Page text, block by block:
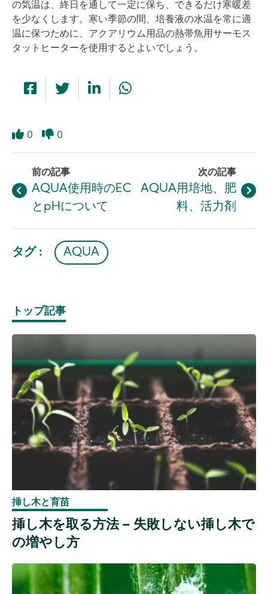
の気温は、終日を通して一定に保ち、できるだけ寒暖差
を少なくします。寒い季節の間、培養液の水温を常に適
温に保つために、アクアリウム用品の熱帯魚用サーモス
タットヒーターを使用するとよいでしょう。
0 0
前の記事
AQUA使用時のEC
とpHについて
次の記事
AQUA用培地、肥
料、活力剤
タグ : AQUA
トップ記事
挿し木と育苗
挿し木を取る方法 – 失敗しない挿し木で
の増やし方